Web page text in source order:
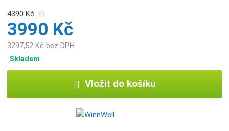
4390 Kč
3990 Kč
3297,52 Kč bez DPH
Skladem
Vložit do košíku